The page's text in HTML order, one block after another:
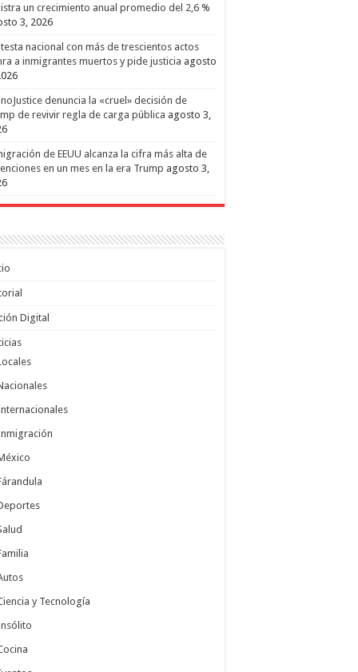
un crecimiento anual promedio del 2,6 %
3, 2026
nacional con más de trescientos actos
a inmigrantes muertos y pide justicia agosto
denuncia la «cruel» decisión de
de revivir regla de carga pública agosto 3,
de EEUU alcanza la cifra más alta de
en un mes en la era Trump agosto 3,
Digital
y Tecnología